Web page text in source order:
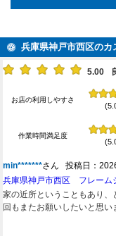
兵庫県神戸市西区のカ
5.00
お店の利用しやすさ
作業時間満足度
min*******さん 投稿日：
兵庫県神戸市西区 フレーム
家の近所ということもあり
回もまたお願いしたいと思い